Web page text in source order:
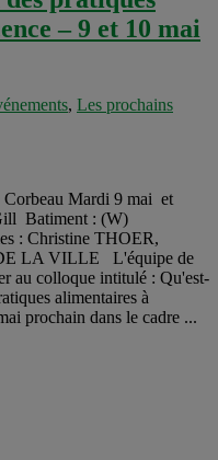
– 9 et 10 mai
, Les prochains
Corbeau Mardi 9 mai et
Batiment : (W)
: Christine THOER,
LA VILLE L'équipe de
au colloque intitulé : Qu'est-
alimentaires à
prochain dans le cadre ...